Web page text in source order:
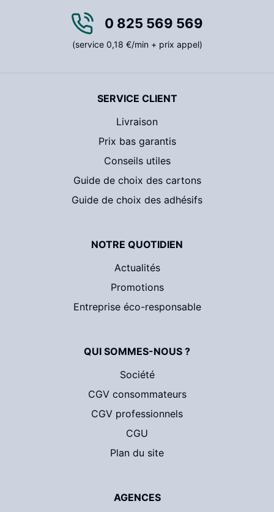
0 825 569 569
(service 0,18 €/min + prix appel)
SERVICE CLIENT
Livraison
Prix bas garantis
Conseils utiles
Guide de choix des cartons
Guide de choix des adhésifs
NOTRE QUOTIDIEN
Actualités
Promotions
Entreprise éco-responsable
QUI SOMMES-NOUS ?
Société
CGV consommateurs
CGV professionnels
CGU
Plan du site
AGENCES